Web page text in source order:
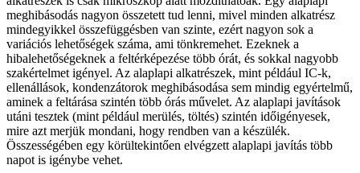
meghibásodás nagyon összetett tud lenni, mivel minden alkatrész
mindegyikkel összefüggésben van szinte, ezért nagyon sok a
variációs lehetőségek száma, ami tönkremehet. Ezeknek a
hibalehetőségeknek a feltérképezése több órát, és sokkal nagyobb
szakértelmet igényel. Az alaplapi alkatrészek, mint például IC-k,
ellenállások, kondenzátorok meghibásodása sem mindig egyértelmű,
aminek a feltárása szintén több órás művelet. Az alaplapi javítások
utáni tesztek (mint például merülés, töltés) szintén időigényesek,
mire azt merjük mondani, hogy rendben van a készülék.
Összességében egy körültekintően elvégzett alaplapi javítás több
napot is igénybe vehet.